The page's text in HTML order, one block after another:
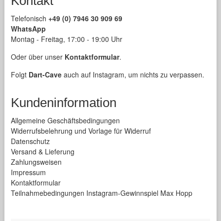
Telefonisch +49 (0) 7946 30 909 69
WhatsApp
Montag - Freitag, 17:00 - 19:00 Uhr
Oder über unser Kontaktformular.
Folgt Dart-Caveauch auf Instagram, um nichts zu verpassen.
Kundeninformation
Allgemeine Geschäftsbedingungen
Widerrufsbelehrung und Vorlage für Widerruf
Datenschutz
Versand & Lieferung
Zahlungsweisen
Impressum
Kontaktformular
Teilnahmebedingungen Instagram-Gewinnspiel Max Hopp